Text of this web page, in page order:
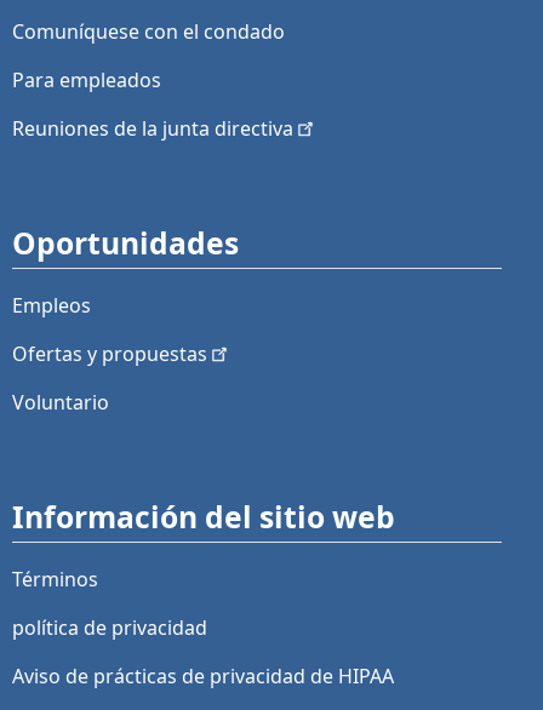
Comuníquese con el condado
Para empleados
Reuniones de la junta directiva
Oportunidades
Empleos
Ofertas y propuestas
Voluntario
Información del sitio web
Términos
política de privacidad
Aviso de prácticas de privacidad de HIPAA